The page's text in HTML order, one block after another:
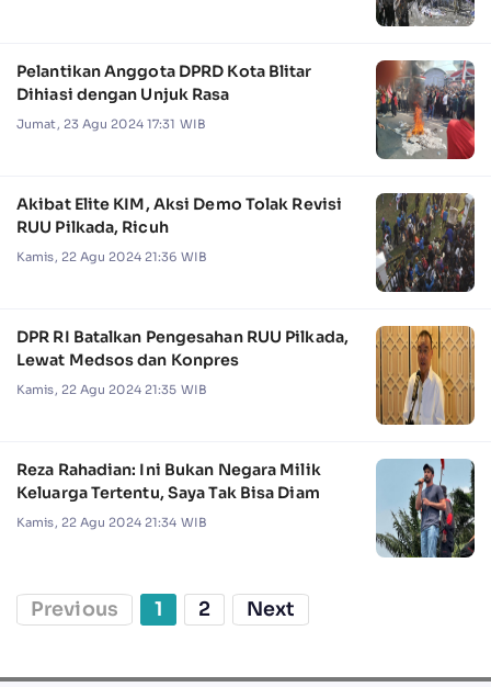
Pelantikan Anggota DPRD Kota Blitar
Dihiasi dengan Unjuk Rasa
Jumat, 23 Agu 2024 17:31 WIB
Akibat Elite KIM, Aksi Demo Tolak Revisi
RUU Pilkada, Ricuh
Kamis, 22 Agu 2024 21:36 WIB
DPR RI Batalkan Pengesahan RUU Pilkada,
Lewat Medsos dan Konpres
Kamis, 22 Agu 2024 21:35 WIB
Reza Rahadian: Ini Bukan Negara Milik
Keluarga Tertentu, Saya Tak Bisa Diam
Kamis, 22 Agu 2024 21:34 WIB
Previous 1 2 Next